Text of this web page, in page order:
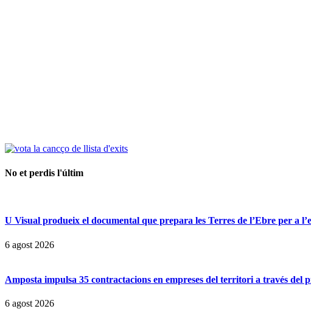
No et perdis l'últim
U Visual produeix el documental que prepara les Terres de l’Ebre per a
6 agost 2026
Amposta impulsa 35 contractacions en empreses del territori a través del
6 agost 2026